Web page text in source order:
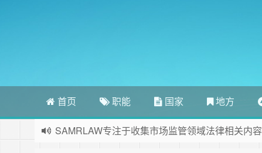
首页 职能 国家 地方
SAMRLAW专注于收集市场监管领域法律相关内容